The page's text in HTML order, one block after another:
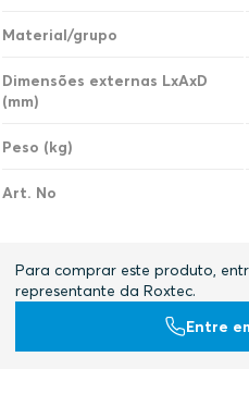
Material/grupo
Dimensões externas LxAxD
(mm)
Peso (kg)
Art. No
Para comprar este produto,
representante da Roxtec.
Entre